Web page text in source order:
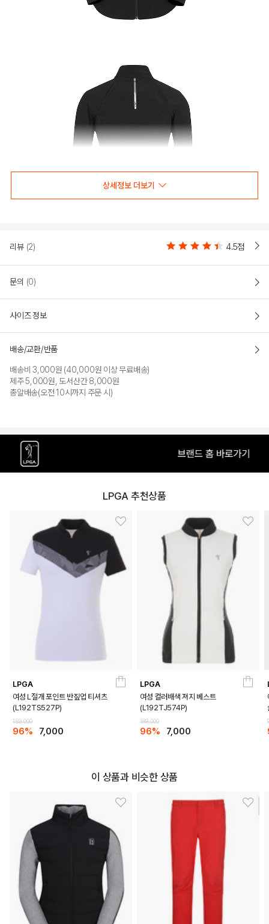
상세정보 더보기
리뷰 (2) 4.5점
문의 (0)
사이즈 정보
배송/교환/반품
배송비 3,000원 (40,000원 이상 무료배송)
제주 5,000원, 도서산간 8,000원
총알배송(오전 10시까지 주문 시)
LPGA 추천상품
LPGA
여성 L절개 포인트 반짚업 티셔츠
(L192TS527P)
159,000
96% 7,000
LPGA
여성 컬러배색 져지 베스트
(L192TJ574P)
189,000
96% 7,000
이 상품과 비슷한 상품